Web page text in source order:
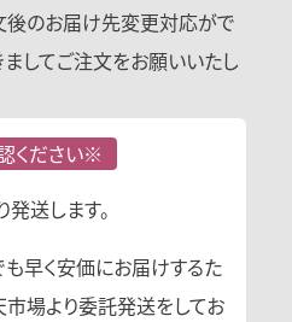
のお届け先変更対応がで
ましてご注文をお願いいたし
ください※
送します。
早く安価にお届けするた
場より委託発送をしてお